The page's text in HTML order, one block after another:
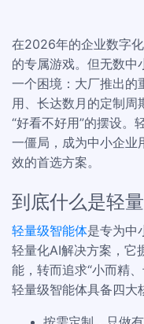
在2026年的企业数字
的专属游戏。但无数中
一个困境：大厂推出的
用、长达数月的定制
“好看不好用”的摆设。
一僵局，成为中小企业
效的首选方案。
到底什么是轻
轻量级智能体是专为中
轻量化AI解决方案，它
能，转而追求“小而精
轻量级智能体具备四大